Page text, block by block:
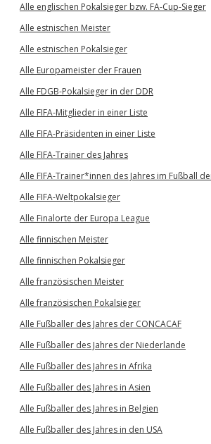
Alle englischen Pokalsieger bzw. FA-Cup-Sieger
Alle estnischen Meister
Alle estnischen Pokalsieger
Alle Europameister der Frauen
Alle FDGB-Pokalsieger in der DDR
Alle FIFA-Mitglieder in einer Liste
Alle FIFA-Präsidenten in einer Liste
Alle FIFA-Trainer des Jahres
Alle FIFA-Trainer*innen des Jahres im Fußball
Alle FIFA-Weltpokalsieger
Alle Finalorte der Europa League
Alle finnischen Meister
Alle finnischen Pokalsieger
Alle französischen Meister
Alle französischen Pokalsieger
Alle Fußballer des Jahres der CONCACAF
Alle Fußballer des Jahres der Niederlande
Alle Fußballer des Jahres in Afrika
Alle Fußballer des Jahres in Asien
Alle Fußballer des Jahres in Belgien
Alle Fußballer des Jahres in den USA